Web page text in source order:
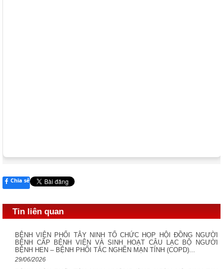
Chia sẻ
Tin liên quan
BỆNH VIỆN PHỔI TÂY NINH TỔ CHỨC HỌP HỘI ĐỒNG NGƯỜI
BỆNH CẤP BỆNH VIỆN VÀ SINH HOẠT CÂU LẠC BỘ NGƯỜI
BỆNH HEN – BỆNH PHỔI TẮC NGHẼN MẠN TÍNH (COPD)...
29/06/2026